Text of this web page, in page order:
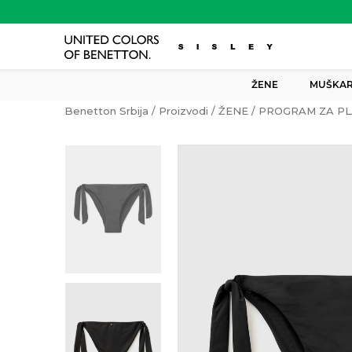
ŽENE
Benetton Srbija Proizvodi ŽENE PROGRAM ZA